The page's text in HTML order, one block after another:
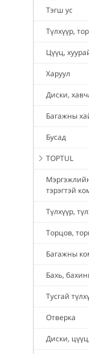
Тэгш ус
Түлхүүр,
Цүүц,
Харуул
Диски,
Багажны
Бусад
TOPTUL
тэрэгтэй
Түлхүүр,
Торцов,
Багажны
Бахь,
Тусгай
Отверка
Диски,